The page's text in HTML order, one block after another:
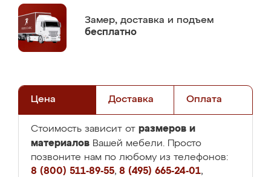
Замер, доставка и подъем
бесплатно
Цена Доставка Оплата
Стоимость зависит от размеров и
материалов Вашей мебели. Просто
позвоните нам по любому из телефонов:
8 (800) 511-89-55, 8 (495) 665-24-01,